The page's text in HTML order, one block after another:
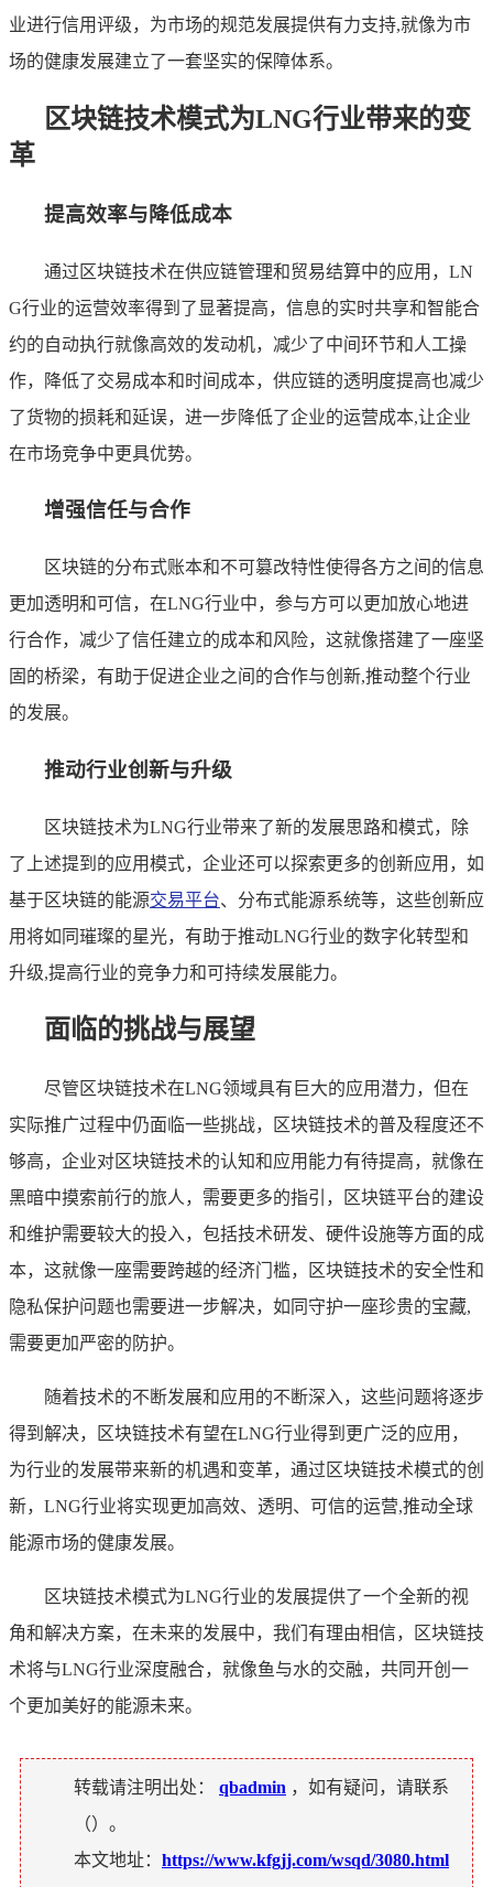
业进行信用评级，为市场的规范发展提供有力支持,就像为市
场的健康发展建立了一套坚实的保障体系。
区块链技术模式为LNG行业带来的变
革
提高效率与降低成本
通过区块链技术在供应链管理和贸易结算中的应用，LN
G行业的运营效率得到了显著提高，信息的实时共享和智能合
约的自动执行就像高效的发动机，减少了中间环节和人工操
作，降低了交易成本和时间成本，供应链的透明度提高也减少
了货物的损耗和延误，进一步降低了企业的运营成本,让企业
在市场竞争中更具优势。
增强信任与合作
区块链的分布式账本和不可篡改特性使得各方之间的信息
更加透明和可信，在LNG行业中，参与方可以更加放心地进
行合作，减少了信任建立的成本和风险，这就像搭建了一座坚
固的桥梁，有助于促进企业之间的合作与创新,推动整个行业
的发展。
推动行业创新与升级
区块链技术为LNG行业带来了新的发展思路和模式，除
了上述提到的应用模式，企业还可以探索更多的创新应用，如
基于区块链的能源交易平台、分布式能源系统等，这些创新应
用将如同璀璨的星光，有助于推动LNG行业的数字化转型和
升级,提高行业的竞争力和可持续发展能力。
面临的挑战与展望
尽管区块链技术在LNG领域具有巨大的应用潜力，但在
实际推广过程中仍面临一些挑战，区块链技术的普及程度还不
够高，企业对区块链技术的认知和应用能力有待提高，就像在
黑暗中摸索前行的旅人，需要更多的指引，区块链平台的建设
和维护需要较大的投入，包括技术研发、硬件设施等方面的成
本，这就像一座需要跨越的经济门槛，区块链技术的安全性和
隐私保护问题也需要进一步解决，如同守护一座珍贵的宝藏,
需要更加严密的防护。
随着技术的不断发展和应用的不断深入，这些问题将逐步
得到解决，区块链技术有望在LNG行业得到更广泛的应用，
为行业的发展带来新的机遇和变革，通过区块链技术模式的创
新，LNG行业将实现更加高效、透明、可信的运营,推动全球
能源市场的健康发展。
区块链技术模式为LNG行业的发展提供了一个全新的视
角和解决方案，在未来的发展中，我们有理由相信，区块链技
术将与LNG行业深度融合，就像鱼与水的交融，共同开创一
个更加美好的能源未来。
转载请注明出处： qbadmin ，如有疑问，请联系
（）。
本文地址： https://www.kfgjj.com/wsqd/3080.html